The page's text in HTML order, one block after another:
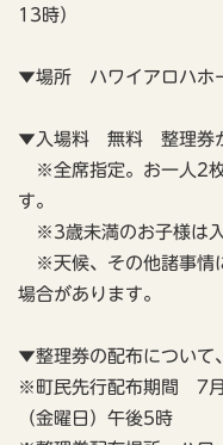
13時）
▼場所 ハワイアロハホ
▼入場料 無料 整理券が
※全席指定。お一人2枚
す。
※3歳未満のお子様は入
※天候、その他諸事情
場合があります。
▼整理券の配布について
※町民先行配布期間 7
（金曜日）午後5時